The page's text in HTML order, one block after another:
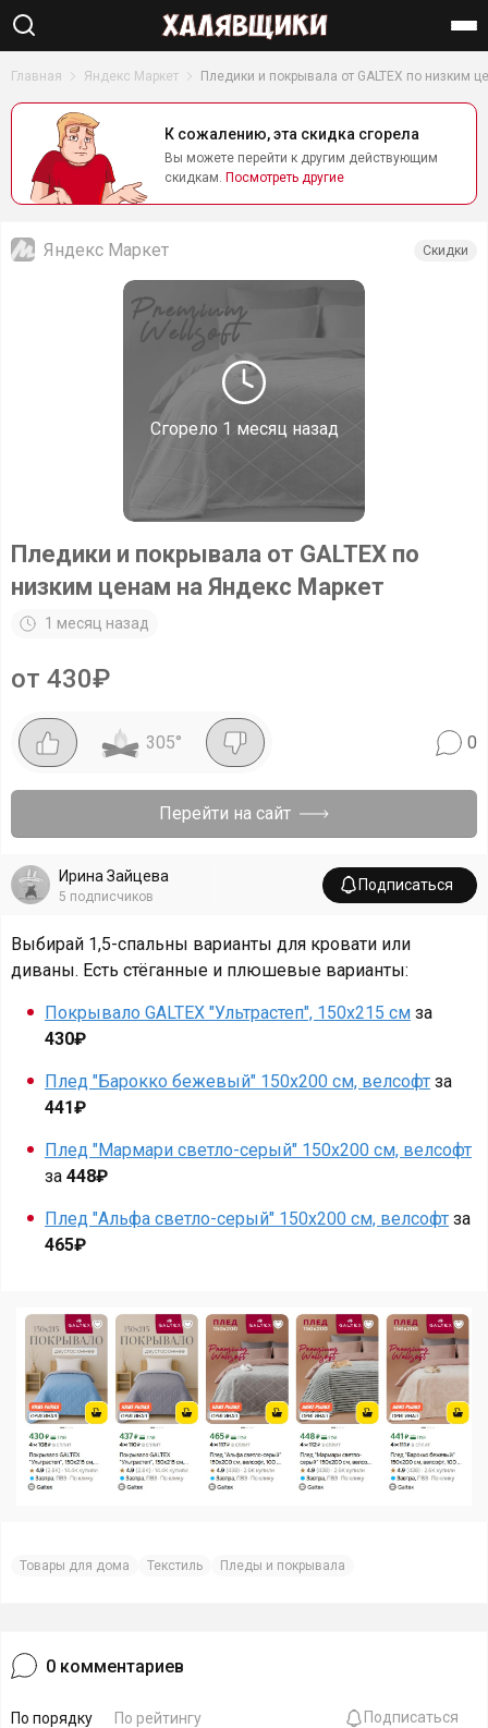
Найти
Главная Яндекс Маркет Пледики и покрывала от GALTEX по низким
К сожалению, эта скидка сгорела
Вы можете перейти к другим действующим
скидкам. Посмотреть другие
Сгорело 1 месяц назад
Яндекс Маркет Скидки
Пледики и покрывала от GALTEX по
низким ценам на Яндекс Маркет
1 месяц назад
от 430₽
305° 0
Перейти на сайт
Ирина Зайцева
5 подписчиков
Подписаться
Выбирай 1,5-спальны варианты для кровати или
диваны. Есть стёганные и плюшевые варианты:
Покрывало GALTEX "Ультрастеп", 150x215 см за
430₽
Плед "Барокко бежевый" 150x200 см, велсофт за
441₽
Плед "Мармари светло-серый" 150x200 см, велсофт
за 448₽
Плед "Альфа светло-серый" 150x200 см, велсофт за
465₽
Товары для дома Текстиль Пледы и покрывала
0 комментариев
По порядку По рейтингу Подписаться